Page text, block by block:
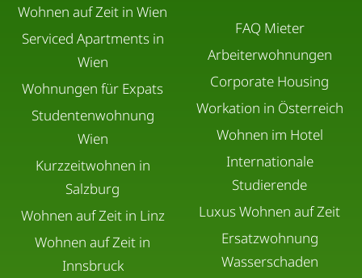
Wohnen auf Zeit in Wien
Serviced Apartments in
Wien
Wohnungen für Expats
Studentenwohnung
Wien
Kurzzeitwohnen in
Salzburg
Wohnen auf Zeit in Linz
Wohnen auf Zeit in
Innsbruck
FAQ Mieter
Arbeiterwohnungen
Corporate Housing
Workation in Österreich
Wohnen im Hotel
Internationale
Studierende
Luxus Wohnen auf Zeit
Ersatzwohnung
Wasserschaden